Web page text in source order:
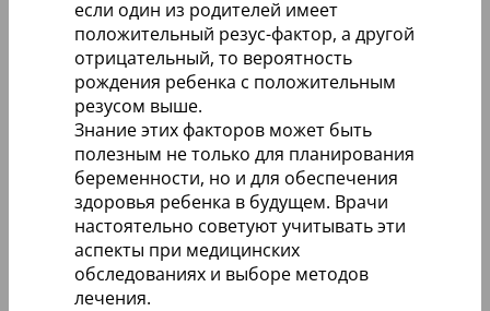
если один из родителей имеет
положительный резус-фактор, а другой
отрицательный, то вероятность
рождения ребенка с положительным
резусом выше.
Знание этих факторов может быть
полезным не только для планирования
беременности, но и для обеспечения
здоровья ребенка в будущем. Врачи
настоятельно советуют учитывать эти
аспекты при медицинских
обследованиях и выборе методов
лечения.